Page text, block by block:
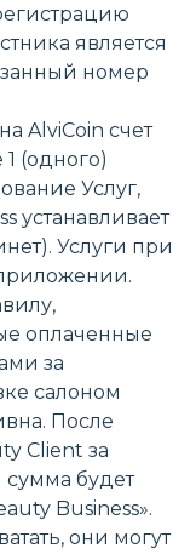
является
номер
AlviCoin счет
(одного)
Услуг,
устанавливает
Услуги при
оплаченные
за
салоном
После
Client за
сумма будет
Business».
они могут